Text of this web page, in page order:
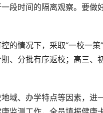
段时间的隔离观察。要做
的情况下，采取“一校一策
、分批有序返校；高三、
域、办学特点等因素，进